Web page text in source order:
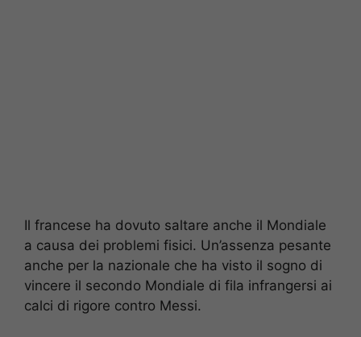
Il francese ha dovuto saltare anche il Mondiale
a causa dei problemi fisici. Un’assenza pesante
anche per la nazionale che ha visto il sogno di
vincere il secondo Mondiale di fila infrangersi ai
calci di rigore contro Messi.